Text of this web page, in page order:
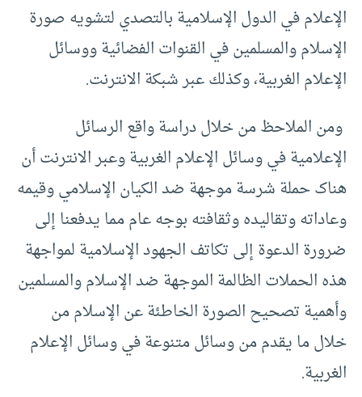
الإعلام في الدول الإسلامية بالتصدي لتشويه صورة
الإسلام والمسلمين في القنوات الفضائية ووسائل
الإعلام الغربية، وکذلك عبر شبکة الانترنت.
ومن الملاحظ من خلال دراسة واقع الرسائل
الإعلامية في وسائل الإعلام الغربية وعبر الانترنت أن
هناک حملة شرسة موجهة ضد الکيان الإسلامي وقيمه
وعاداته وتقاليده وثقافته بوجه عام مما يدفعنا إلى
ضرورة الدعوة إلى تکاتف الجهود الإسلامية لمواجهة
هذه الحملات الظالمة الموجهة ضد الإسلام والمسلمين
وأهمية تصحيح الصورة الخاطئة عن الإسلام من
خلال ما يقدم من وسائل متنوعة في وسائل الإعلام
الغربية.